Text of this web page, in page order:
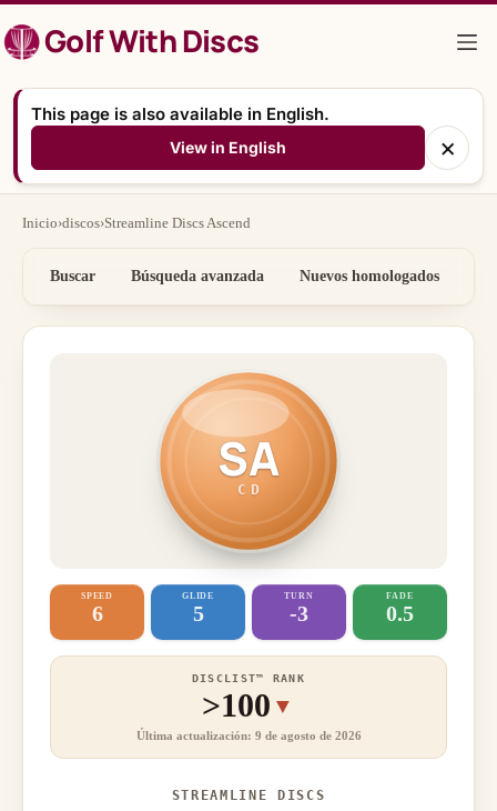
al
contenidoGolf With Discs
This page is also available in English.
View in English ×
Inicio›discos›Streamline Discs Ascend
Buscar Búsqueda avanzada Nuevos homologados
SA
CD
SPEED
6
GLIDE
5
TURN
-3
FADE
0.5
DISCLIST™ RANK
>100 ▼
Última actualización: 9 de agosto de 2026
STREAMLINE DISCS